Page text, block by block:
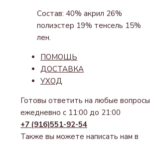
Состав: 40% акрил 26%
полиэстер 19% тенсель 15%
лен.
ПОМОЩЬ
ДОСТАВКА
УХОД
Готовы ответить на любые вопросы
ежедневно с 11:00 до 21:00
+7 (916)551-92-54
Также вы можете написать нам в